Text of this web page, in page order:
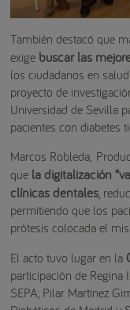
También destacó que
exige buscar las
los ciudadanos en
proyecto de
Universidad de Sevilla
pacientes con diabetes
Marcos Robleda,
que la digitalización
clínicas dentales,
permitiendo que los
prótesis colocada el
El acto tuvo lugar en la
participación de Regina
SEPA, Pilar Martínez